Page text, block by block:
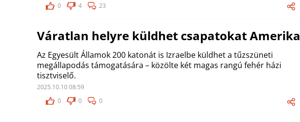
0
4 23
Váratlan helyre küldhet csapatokat Amerika
Az Egyesült Államok 200 katonát is Izraelbe küldhet a tűzszüneti
megállapodás támogatására – közölte két magas rangú fehér házi
tisztviselő.
2025.10.10 08:59
0
0 0